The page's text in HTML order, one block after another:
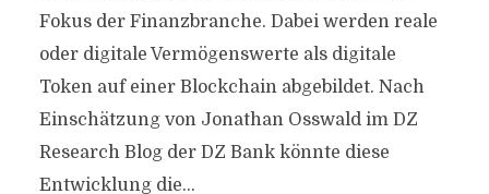
Fokus der Finanzbranche. Dabei werden reale
oder digitale Vermögenswerte als digitale
Token auf einer Blockchain abgebildet. Nach
Einschätzung von Jonathan Osswald im DZ
Research Blog der DZ Bank könnte diese
Entwicklung die...